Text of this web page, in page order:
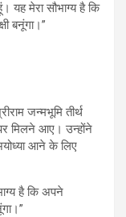
यह मेरा सौभाग्य है कि
बनूंगा।”
जन्मभूमि तीर्थ
मिलने आए। उन्होंने
आने के लिए
है कि अपने